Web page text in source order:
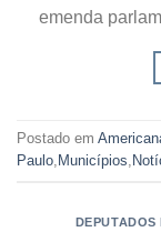
emenda
Postado em
Paulo, Municípios,
DEPUTADOS